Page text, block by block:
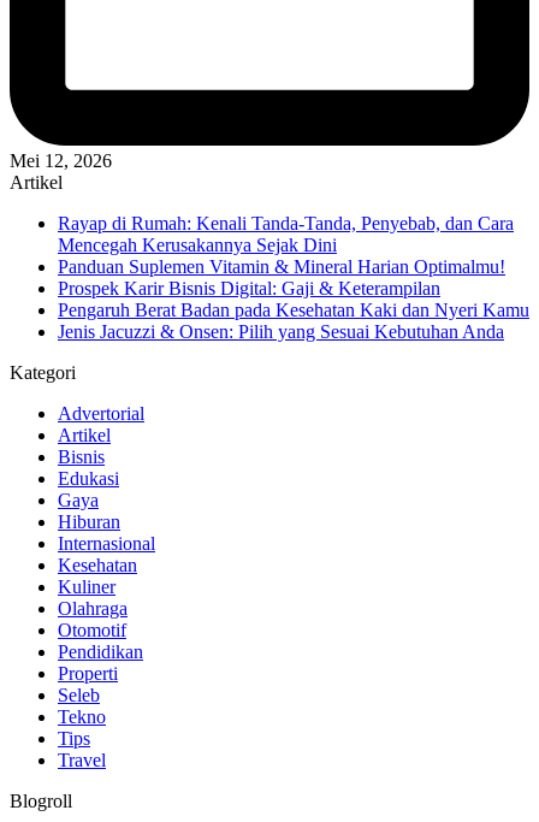
Mei 12, 2026
Artikel
Rayap di Rumah: Kenali Tanda-Tanda, Penyebab, dan Cara
Mencegah Kerusakannya Sejak Dini
Panduan Suplemen Vitamin & Mineral Harian Optimalmu!
Prospek Karir Bisnis Digital: Gaji & Keterampilan
Pengaruh Berat Badan pada Kesehatan Kaki dan Nyeri Kamu
Jenis Jacuzzi & Onsen: Pilih yang Sesuai Kebutuhan Anda
Kategori
Advertorial
Artikel
Bisnis
Edukasi
Gaya
Hiburan
Internasional
Kesehatan
Kuliner
Olahraga
Otomotif
Pendidikan
Properti
Seleb
Tekno
Tips
Travel
Blogroll